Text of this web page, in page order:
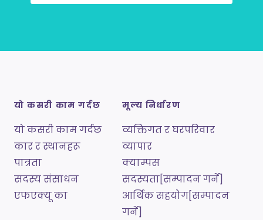
यो कसरी काम गर्दछ
यो कसरी काम गर्दछ
कार र स्थानहरू
पात्रता
सदस्य संसाधन
एफएक्यू का
मूल्य निर्धारण
व्यक्तिगत र घरपरिवार
व्यापार
क्याम्पस
सदस्यता[सम्पादन गर्ने]
आर्थिक सहयोग[सम्पादन
गर्ने]